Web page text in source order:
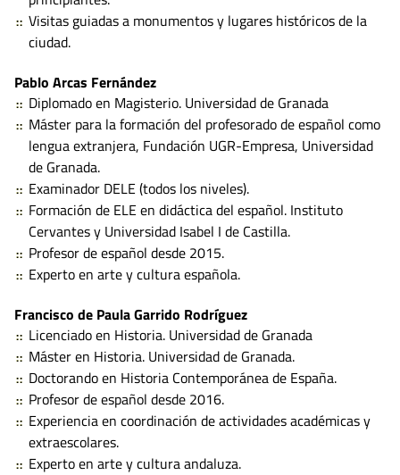
Visitas guiadas a monumentos y lugares históricos de la
ciudad.
Pablo Arcas Fernández
Diplomado en Magisterio. Universidad de Granada
Máster para la formación del profesorado de español como
lengua extranjera, Fundación UGR-Empresa, Universidad
de Granada.
Examinador DELE (todos los niveles).
Formación de ELE en didáctica del español. Instituto
Cervantes y Universidad Isabel I de Castilla.
Profesor de español desde 2015.
Experto en arte y cultura española.
Francisco de Paula Garrido Rodríguez
Licenciado en Historia. Universidad de Granada
Máster en Historia. Universidad de Granada.
Doctorando en Historia Contemporánea de España.
Profesor de español desde 2016.
Experiencia en coordinación de actividades académicas y
extraescolares.
Experto en arte y cultura andaluza.